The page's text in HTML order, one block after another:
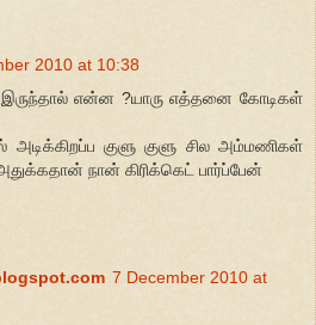
2010 at 10:38
இருந்தால் என்ன ?யாரு எத்தனை கோடிகள்
குளு குளு சில அம்மணிகள்
நான் கிரிக்கெட் பார்ப்பேன்
7 December 2010 at